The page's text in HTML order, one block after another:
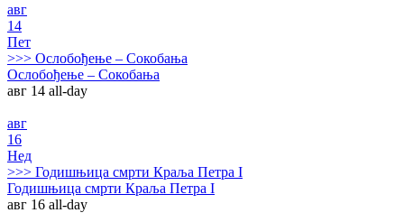
авг
14
Пет
>>> Ослобођење – Сокобања
Ослобођење – Сокобања
авг 14 all-day
авг
16
Нед
>>> Годишњица смрти Краља Петра I
Годишњица смрти Краља Петра I
авг 16 all-day